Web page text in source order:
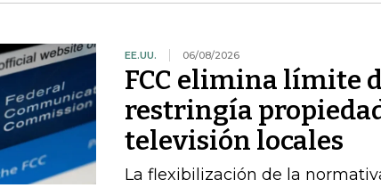
EE.UU. 06/08/2026
FCC elimina límite
restringía
televisión locales
La flexibilización de la